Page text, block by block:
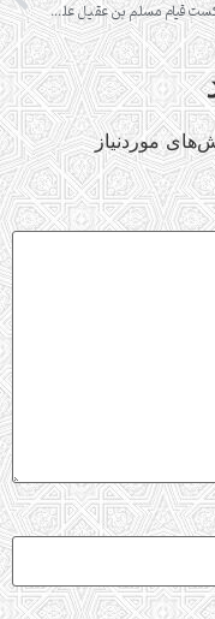
عوامل شكست قيام مسلم بن عقيل ‏عليه ‏السلام در كوفه
موردنیاز